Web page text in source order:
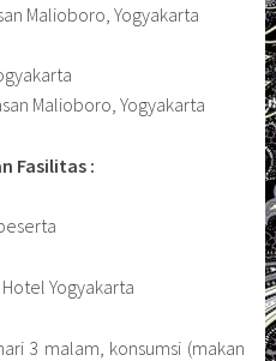
Malioboro, Yogyakarta
Malioboro, Yogyakarta
Fasilitas :
Yogyakarta
3 malam, konsumsi (makan